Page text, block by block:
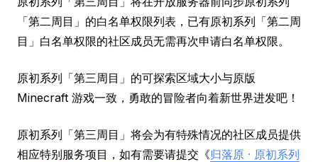
「第二周目」的白名单权限列表，已有原初系列「第二周
目」白名单权限的社区成员无需再次申请白名单权限。
原初系列「第三周目」的可探索区域大小与原版
Minecraft 游戏一致，勇敢的冒险者向着新世界进发吧！
原初系列「第三周目」将会为有特殊情况的社区成员提供
相应特别服务项目，如有需要请提交《归落原 · 原初系列